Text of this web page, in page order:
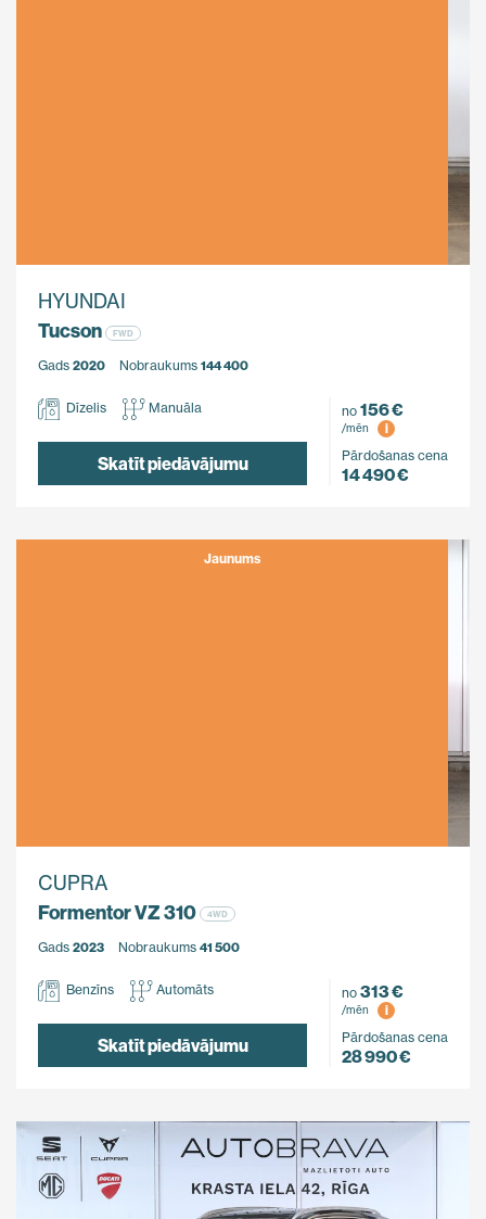
HYUNDAI
Tucson
FWD
Gads 2020 Nobraukums 144 400
Dīzelis Manuāla
Skatīt piedāvājumu
no 156 €
/mēn
i
Pārdošanas cena
14 490 €
Jaunums
CUPRA
Formentor VZ 310
4WD
Gads 2023 Nobraukums 41 500
Benzīns Automāts
Skatīt piedāvājumu
no 313 €
/mēn
i
Pārdošanas cena
28 990 €